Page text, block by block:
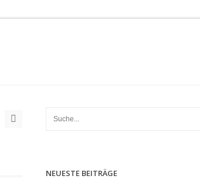
NEUESTE BEITRÄGE